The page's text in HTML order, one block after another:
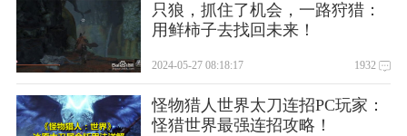
只狼，抓住了机会，一路狩猎：
用鲜柿子去找回未来！
2024-05-27 08:18:17 1932
怪物猎人世界太刀连招PC玩家：
怪猎世界最强连招攻略！